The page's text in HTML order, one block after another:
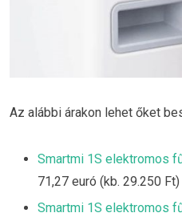
Az alábbi árakon lehet őket
Smartmi 1S elektromos
71,27 euró (kb. 29.250 Ft)
Smartmi 1S elektromos